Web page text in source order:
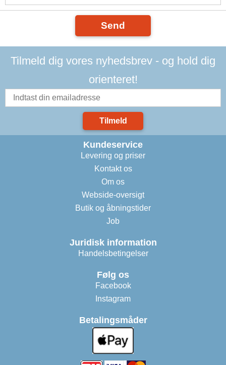
Send
Tilmeld dig vores nyhedsbrev - og hold dig
orienteret!
Tilmeld
Kundeservice
Levering og priser
Kontakt os
Om os
Webside-oversigt
Butik og åbningstider
Job
Juridisk information
Handelsbetingelser
Følg os
Facebook
Instagram
Betalingsmåder